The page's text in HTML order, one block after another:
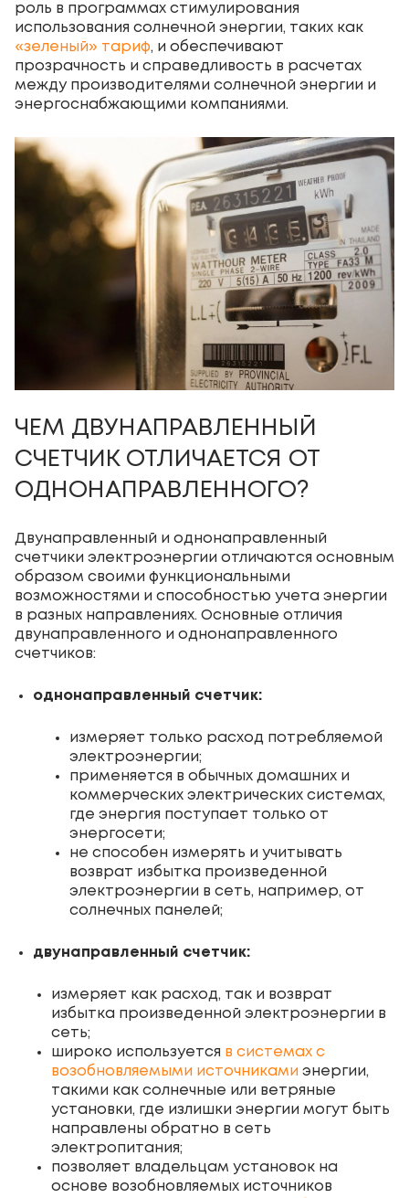
роль в программах стимулирования
использования солнечной энергии, таких как
«зеленый» тариф, и обеспечивают
прозрачность и справедливость в расчетах
между производителями солнечной энергии и
энергоснабжающими компаниями.
ЧЕМ ДВУНАПРАВЛЕННЫЙ
СЧЕТЧИК ОТЛИЧАЕТСЯ ОТ
ОДНОНАПРАВЛЕННОГО?
Двунаправленный и однонаправленный
счетчики электроэнергии отличаются основным
образом своими функциональными
возможностями и способностью учета энергии
в разных направлениях. Основные отличия
двунаправленного и однонаправленного
счетчиков:
однонаправленный счетчик:
измеряет только расход потребляемой
электроэнергии;
применяется в обычных домашних и
коммерческих электрических системах,
где энергия поступает только от
энергосети;
не способен измерять и учитывать
возврат избытка произведенной
электроэнергии в сеть, например, от
солнечных панелей;
двунаправленный счетчик:
измеряет как расход, так и возврат
избытка произведенной электроэнергии в
сеть;
широко используется в системах с
возобновляемыми источниками энергии,
такими как солнечные или ветряные
установки, где излишки энергии могут быть
направлены обратно в сеть
электропитания;
позволяет владельцам установок на
основе возобновляемых источников